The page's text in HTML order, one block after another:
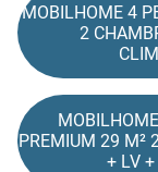
MOBILHOME 4
2
PREMIUM 29 M²
+ LV